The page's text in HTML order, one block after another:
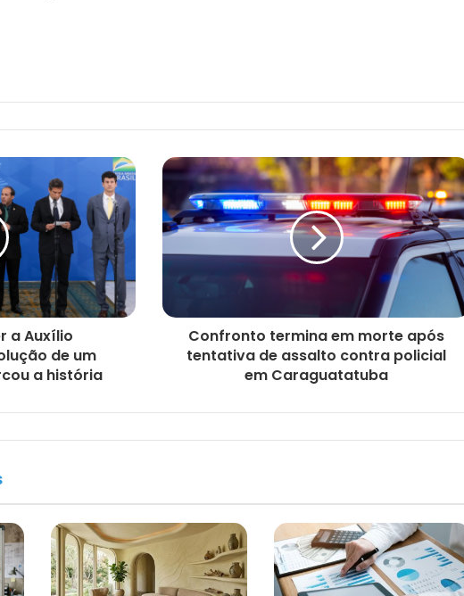
a Auxílio
de um
a história
Confronto termina em morte após
tentativa de assalto contra policial
em Caraguatatuba